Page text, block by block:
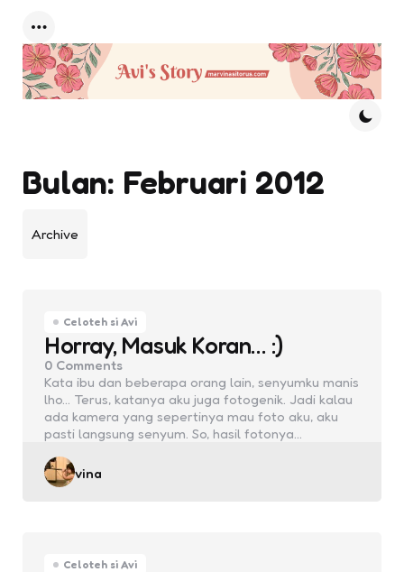
Menu
Archive
Bulan: Februari 2012
Celoteh si Avi
Horray, Masuk Koran… :)
0 Comments
Kata ibu dan beberapa orang lain, senyumku manis
lho… Terus, katanya aku juga fotogenik. Jadi kalau
ada kamera yang sepertinya mau foto aku, aku
pasti langsung senyum. So, hasil fotonya…
Posted
vina
Celoteh si Avi